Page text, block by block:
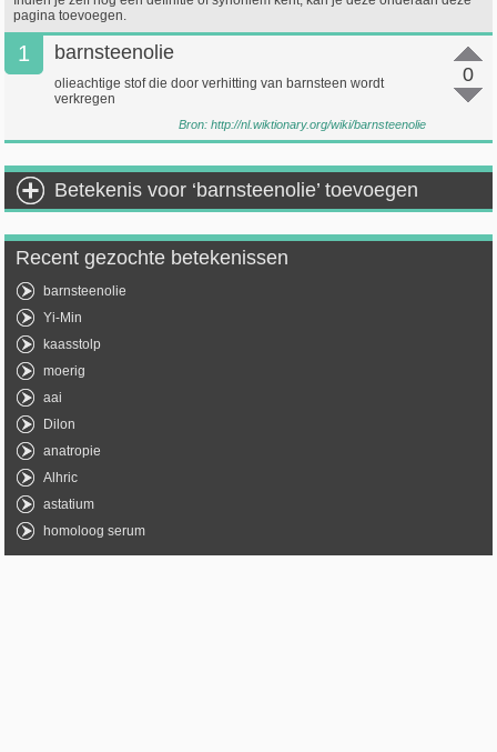
pagina toevoegen.
1
0
barnsteenolie
olieachtige stof die door verhitting van barnsteen wordt
verkregen
Bron: http://nl.wiktionary.org/wiki/barnsteenolie
Betekenis voor ‘barnsteenolie’ toevoegen
Recent gezochte betekenissen
barnsteenolie
Yi-Min
kaasstolp
moerig
aai
Dilon
anatropie
Alhric
astatium
homoloog serum